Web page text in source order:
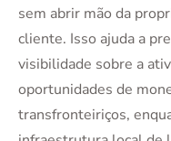
sem abrir mão da
cliente. Isso ajuda a
visibilidade sobre a
oportunidades de
transfronteiriços,